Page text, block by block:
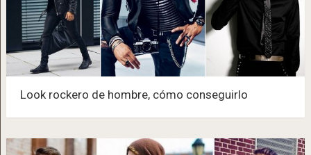
Look rockero de hombre, cómo conseguirlo